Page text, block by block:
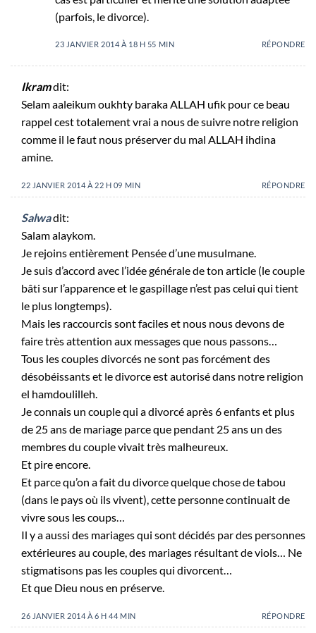
(parfois, le divorce).
23 JANVIER 2014 À 18 H 55 MIN RÉPONDRE
Ikramdit:
Selam aaleikum oukhty baraka ALLAH ufik pour ce beau
rappel cest totalement vrai a nous de suivre notre religion
comme il le faut nous préserver du mal ALLAH ihdina
amine.
22 JANVIER 2014 À 22 H 09 MIN RÉPONDRE
Salwadit:
Salam alaykom.
Je rejoins entièrement Pensée d’une musulmane.
Je suis d’accord avec l’idée générale de ton article (le couple
bâti sur l’apparence et le gaspillage n’est pas celui qui tient
le plus longtemps).
Mais les raccourcis sont faciles et nous nous devons de
faire très attention aux messages que nous passons…
Tous les couples divorcés ne sont pas forcément des
désobéissants et le divorce est autorisé dans notre religion
el hamdoulilleh.
Je connais un couple qui a divorcé après 6 enfants et plus
de 25 ans de mariage parce que pendant 25 ans un des
membres du couple vivait très malheureux.
Et pire encore.
Et parce qu’on a fait du divorce quelque chose de tabou
(dans le pays où ils vivent), cette personne continuait de
vivre sous les coups…
Il y a aussi des mariages qui sont décidés par des personnes
extérieures au couple, des mariages résultant de viols… Ne
stigmatisons pas les couples qui divorcent…
Et que Dieu nous en préserve.
26 JANVIER 2014 À 6 H 44 MIN RÉPONDRE